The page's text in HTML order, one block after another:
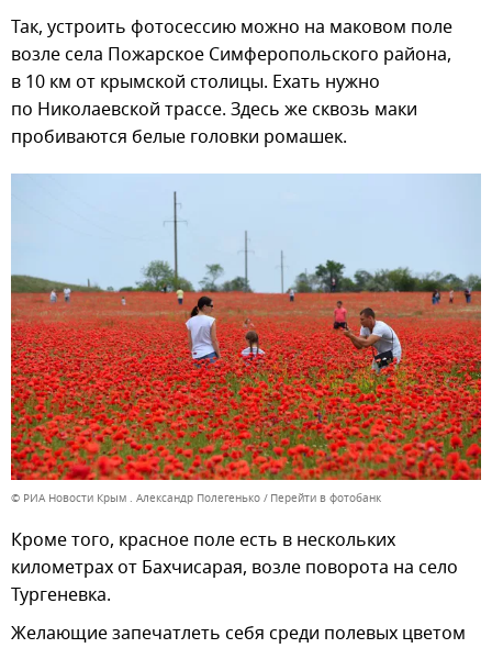
Так, устроить фотосессию можно на маковом поле
возле села Пожарское Симферопольского района,
в 10 км от крымской столицы. Ехать нужно
по Николаевской трассе. Здесь же сквозь маки
пробиваются белые головки ромашек.
© РИА Новости Крым . Александр Полегенько Перейти в фотобанк
Кроме того, красное поле есть в нескольких
километрах от Бахчисарая, возле поворота на село
Тургеневка.
Желающие запечатлеть себя среди полевых цветом